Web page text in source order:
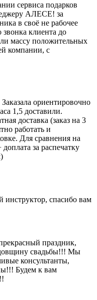
сервиса подарков
АЛЕСЕ! за
в своё не рабочее
звонка клиента до
массу положительных
компании, с
ориентировочно
1,5 доставили.
доставка (заказ на 3
работать и
Для сравнения на
за распечатку
инструктор, спасибо вам
праздник,
свадьбы!!! Мы
консультанты,
Будем к вам